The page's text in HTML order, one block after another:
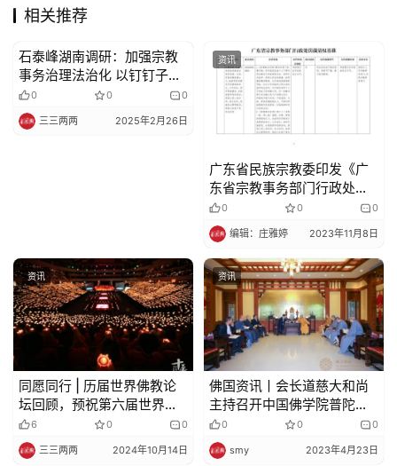
相关推荐
资讯
石泰峰湖南调研：加强宗教
事务治理法治化 以钉钉子精
神抓好统战工作各项任务落
地落实
0 0 0
三三两两 2025年2月26日
资讯
广东省民族宗教委印发《广
东省宗教事务部门行政处罚
自由裁量权适用规定》《广
东省宗教事务部门行政处罚
裁量权基准》
0 0 0
编辑：庄雅婷 2023年11月8日
资讯
同愿同行 | 历届世界佛教论
坛回顾，预祝第六届世界佛
教论坛圆满成功
6 0 0
三三两两 2024年10月14日
资讯
佛国资讯丨会长道慈大和尚
主持召开中国佛学院普陀山
学院院长办公会议
0 0 0
smy 2023年4月23日